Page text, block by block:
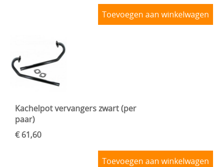
Toevoegen aan winkelwagen
Kachelpot vervangers zwart (per
paar)
€ 61,60
Toevoegen aan winkelwagen